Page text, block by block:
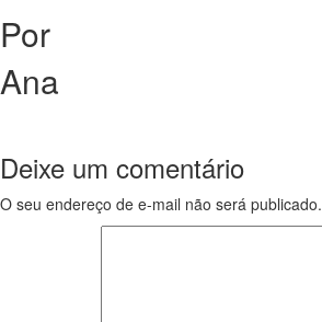
Por
Ana
Deixe um comentário
O seu endereço de e-mail não será publicado.